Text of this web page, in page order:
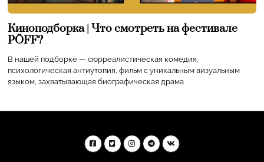
Киноподборка | Что смотреть на фестивале
PÖFF?
В нашей подборке — сюрреалистическая комедия,
психологическая антиутопия, фильм с уникальным визуальным
языком, захватывающая биографическая драма